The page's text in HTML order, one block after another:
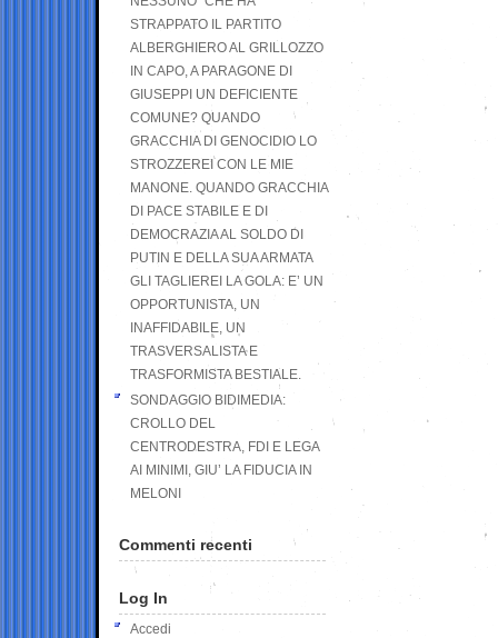
STRAPPATO IL PARTITO
ALBERGHIERO AL GRILLOZZO
IN CAPO, A PARAGONE DI
GIUSEPPI UN DEFICIENTE
COMUNE? QUANDO
GRACCHIA DI GENOCIDIO LO
STROZZEREI CON LE MIE
MANONE. QUANDO GRACCHIA
DI PACE STABILE E DI
DEMOCRAZIA AL SOLDO DI
PUTIN E DELLA SUA ARMATA
GLI TAGLIEREI LA GOLA: E’ UN
OPPORTUNISTA, UN
INAFFIDABILE, UN
TRASVERSALISTA E
TRASFORMISTA BESTIALE.
SONDAGGIO BIDIMEDIA:
CROLLO DEL
CENTRODESTRA, FDI E LEGA
AI MINIMI, GIU’ LA FIDUCIA IN
MELONI
Commenti recenti
Log In
Accedi